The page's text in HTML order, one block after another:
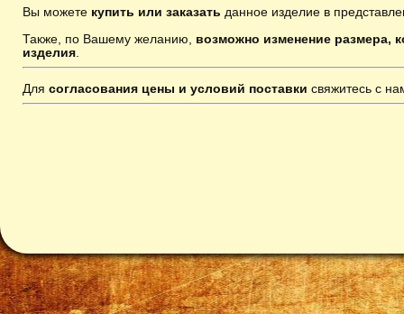
Вы можете купить или заказать данное изделие в
Также, по Вашему желанию, возможно изменение размера,
изделия
Для согласования цены и условий поставки свяжитесь с